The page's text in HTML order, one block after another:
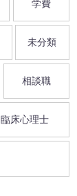
学費
未分類
相談職
臨床心理士